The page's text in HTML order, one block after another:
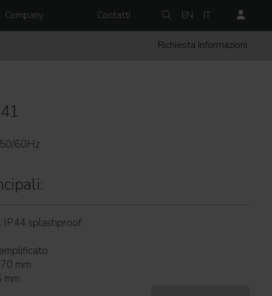
Company Contatti EN IT
Richiesta Informazioni
60Hz
IP44 splashproof
mm
mm